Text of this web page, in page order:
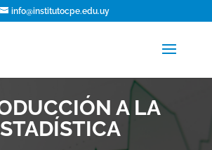
info@institutocpe.edu.uy
A LA